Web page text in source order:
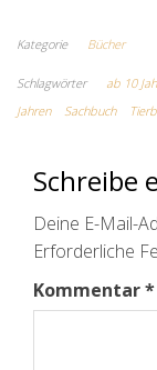
Kategorie Bücher
Schlagwörter ab 10
Jahren
Sachbuch
Schreibe
Deine E-Mail-
Erforderliche
Kommentar*